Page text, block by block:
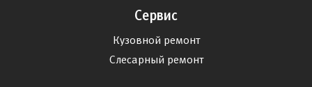
Сервис
Кузовной ремонт
Слесарный ремонт